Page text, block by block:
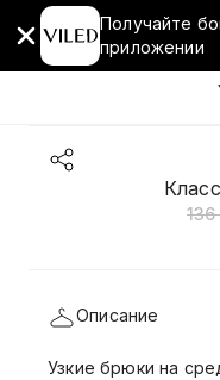
Получайте
приложении
Описание
Узкие брюки на